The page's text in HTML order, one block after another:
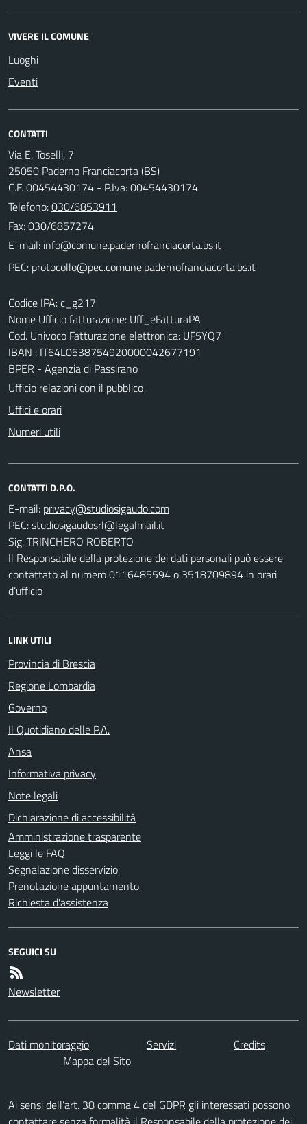
VIVERE IL COMUNE
Luoghi
Eventi
CONTATTI
Via E. Toselli, 7
25050 Paderno Franciacorta (BS)
C.F. 00454430174 - P.Iva: 00454430174
Telefono:030/6853911
Fax: 030/6857274
E-mail:
PEC:
Codice IPA: c_g217
Nome Ufficio fatturazione: Uff_eFatturaPA
Cod. Univoco Fatturazione elettronica: UF5YQ7
IBAN : IT64L0538754920000042677191
BPER - Agenzia di Passirano
Ufficio relazioni con il pubblico
Uffici e orari
Numeri utili
CONTATTI D.P.O.
E-mail:
PEC:
Sig. TRINCHERO ROBERTO
Il Responsabile della protezione dei dati personali può essere
contattato al numero 0116485594 o 3518709894 in orari
d’ufficio
LINK UTILI
Provincia di Brescia
Regione Lombardia
Governo
Il Quotidiano delle P.A.
Ansa
Informativa privacy
Note legali
Dichiarazione di accessibilità
Amministrazione trasparente
Leggi le FAQ
Segnalazione disservizio
Prenotazione appuntamento
Richiesta d'assistenza
SEGUICI SU
Newsletter
Dati monitoraggio Servizi
Credits
Mappa del Sito
Ai sensi dell’art. 38 comma 4 del GDPR gli interessati possono